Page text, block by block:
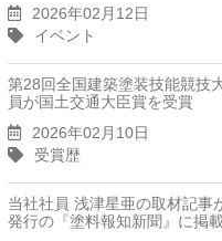
2026年02月12日
イベント
第28回全国建築塗装技能競技
員が国土交通大臣賞を受賞
2026年02月10日
受賞歴
当社社員 浅津星亜の取材記事
発行の『塗料報知新聞』に掲